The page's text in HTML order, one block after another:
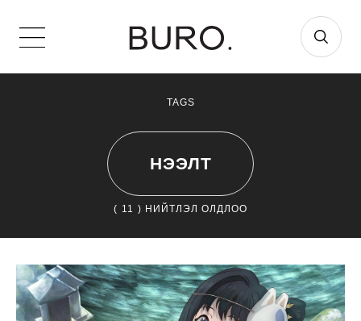
TAGS
НЭЭЛТ
( 11 ) НИЙТЛЭЛ ОЛДЛОО